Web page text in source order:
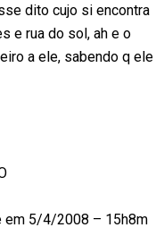
dito cujo si encontra
e rua do sol, ah e o
a ele, sabendo q ele
em 5/4/2008 – 15h8m